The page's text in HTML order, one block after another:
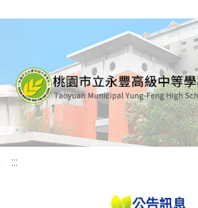
:::